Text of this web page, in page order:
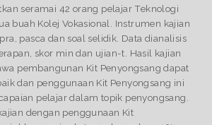
seramai 42 orang pelajar Teknologi
buah Kolej Vokasional. Instrumen kajian
pasca dan soal selidik. Data dianalisis
skor min dan ujian-t. Hasil kajian
pembangunan Kit Penyongsang dapat
dan penggunaan Kit Penyongsang ini
pelajar dalam topik penyongsang.
dengan penggunaan Kit